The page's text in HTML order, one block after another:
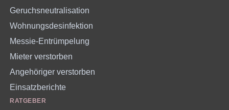
Geruchsneutralisation
Wohnungsdesinfektion
Messie-Entrümpelung
Mieter verstorben
Angehöriger verstorben
Einsatzberichte
RATGEBER